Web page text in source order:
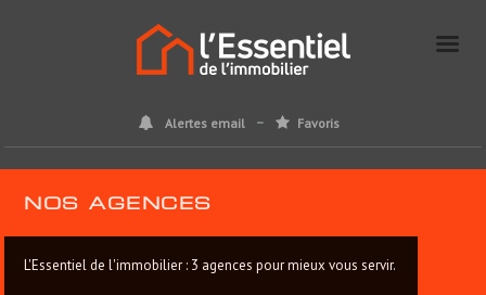
Alertes email Favoris
NOS AGENCES
L'Essentiel de l'immobilier : 3 agences pour mieux vous servir.